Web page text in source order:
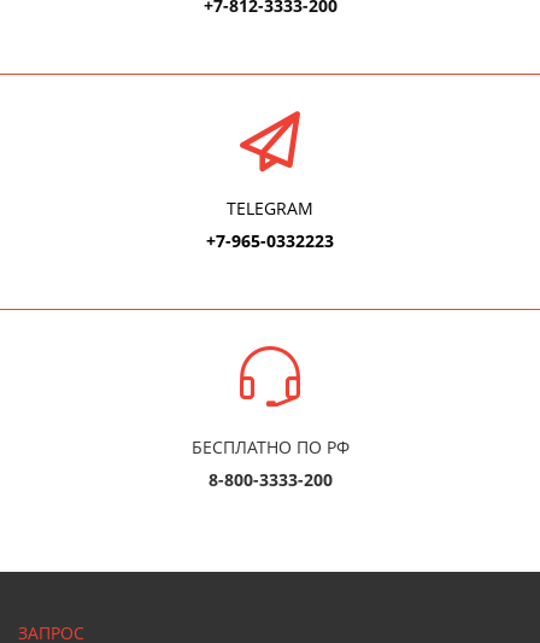
+7-812-3333-200
TELEGRAM
+7-965-0332223
БЕСПЛАТНО ПО РФ
8-800-3333-200
ЗАПРОС